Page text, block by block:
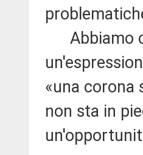
Abbiamo
«una corona
non sta in